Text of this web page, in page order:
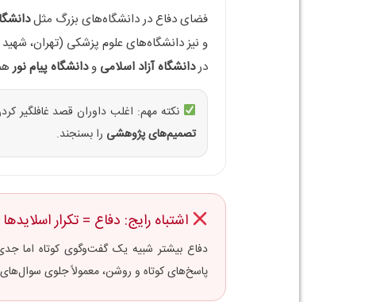
فضای دفاع در دانشگاه‌های بزرگ مثل
و نیز دانشگاه‌های علوم پزشکی (تهران،
دردانشگاه آزاد اسلامی ودانشگاه پیام نور
نکته مهم: اغلب داوران قصد غافلگیر
تصمیم‌های پژوهشی را بسنجند.
اشتباه رایج: دفاع = تکرار اسلایدها
دفاع بیشتر شبیه یک گفت‌وگوی کوتاه اما
پاسخ‌های کوتاه و روشن، معمولاً جلوی